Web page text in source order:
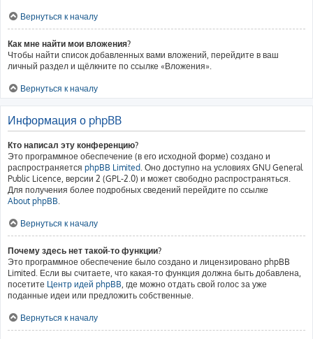
Вернуться к началу
Как мне найти мои вложения?
Чтобы найти список добавленных вами вложений, перейдите в ваш
личный раздел и щёлкните по ссылке «Вложения».
Вернуться к началу
Информация о phpBB
Кто написал эту конференцию?
Это программное обеспечение (в его исходной форме) создано и
распространяется phpBB Limited. Оно доступно на условиях GNU General
Public Licence, версии 2 (GPL-2.0) и может свободно распространяться.
Для получения более подробных сведений перейдите по ссылке
About phpBB.
Вернуться к началу
Почему здесь нет такой-то функции?
Это программное обеспечение было создано и лицензировано phpBB
Limited. Если вы считаете, что какая-то функция должна быть добавлена,
посетите Центр идей phpBB, где можно отдать свой голос за уже
поданные идеи или предложить собственные.
Вернуться к началу